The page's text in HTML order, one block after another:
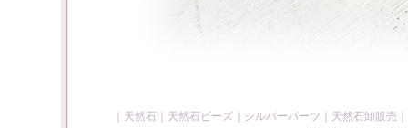
天然石 天然石ビーズ シルバーパーツ 天然石卸販売